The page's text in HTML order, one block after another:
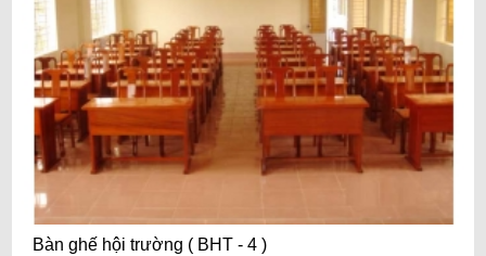
Bàn ghế hội trường ( BHT - 4 )